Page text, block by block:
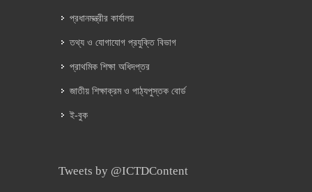
প্রধানমন্ত্রীর কার্যালয়
তথ্য ও যোগাযোগ প্রযুক্তি বিভাগ
প্রাথমিক শিক্ষা অধিদপ্তর
জাতীয় শিক্ষাক্রম ও পাঠ্যপুস্তক বোর্ড
ই-বুক
Tweets by @ICTDContent